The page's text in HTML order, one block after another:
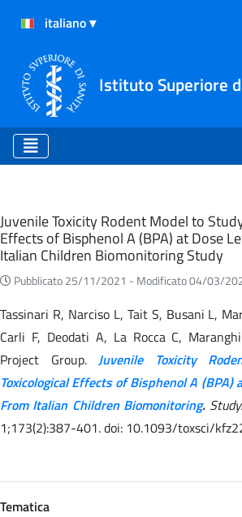
Istituto Superiore
Eventi
Juvenile Toxicity Rodent Model to
Effects of Bisphenol A (BPA) at Dose
Italian Children Biomonitoring Study
Pubblicato 25/11/2021 - Modificato 04/03/
Tassinari R, Narciso L, Tait S, Busani L,
Carli F, Deodati A, La Rocca C, Maranghi
Project Group.Juvenile Toxicity
Toxicological Effects of Bisphenol A (BPA)
From Italian Children Biomonitoring.Study.
1;173(2):387-401. doi: 10.1093/toxsci/
Tematica